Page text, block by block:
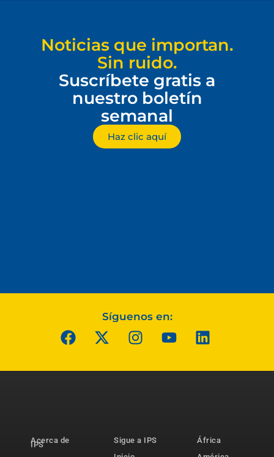
Noticias que importan.
Sin ruido.
Suscríbete gratis a
nuestro boletín
semanal
Haz clic aquí
Síguenos en:
Acerca de
IPS
Sigue a IPS
África